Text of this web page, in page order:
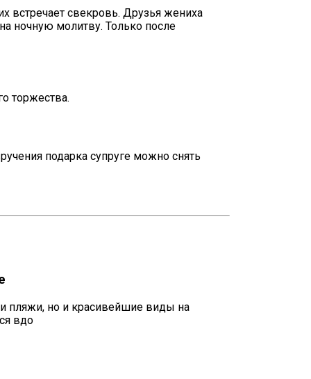
встречает свекровь. Друзья жениха
ночную молитву. Только после
торжества.
подарка супруге можно снять
пляжи, но и красивейшие виды на
вдо